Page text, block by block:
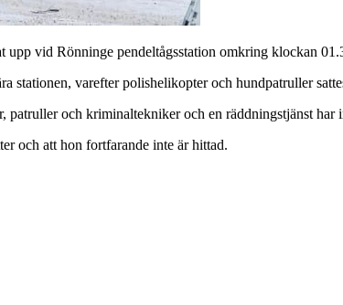
vid Rönninge pendeltågsstation omkring klockan
stationen, varefter polishelikopter och hundpatruller
patruller och kriminaltekniker och en räddningstjänst
och att hon fortfarande inte är hittad.